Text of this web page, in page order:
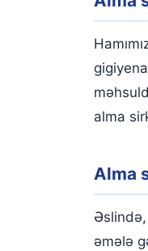
Alma
Alma
Alma
Alma
alma
Alma
əmələ